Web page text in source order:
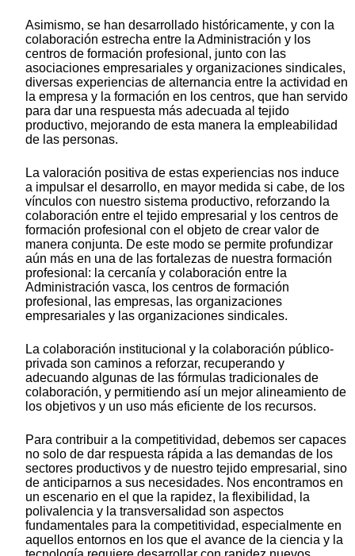
Asimismo, se han desarrollado históricamente, y con la
colaboración estrecha entre la Administración y los
centros de formación profesional, junto con las
asociaciones empresariales y organizaciones sindicales,
diversas experiencias de alternancia entre la actividad en
la empresa y la formación en los centros, que han servido
para dar una respuesta más adecuada al tejido
productivo, mejorando de esta manera la empleabilidad
de las personas.
La valoración positiva de estas experiencias nos induce
a impulsar el desarrollo, en mayor medida si cabe, de los
vínculos con nuestro sistema productivo, reforzando la
colaboración entre el tejido empresarial y los centros de
formación profesional con el objeto de crear valor de
manera conjunta. De este modo se permite profundizar
aún más en una de las fortalezas de nuestra formación
profesional: la cercanía y colaboración entre la
Administración vasca, los centros de formación
profesional, las empresas, las organizaciones
empresariales y las organizaciones sindicales.
La colaboración institucional y la colaboración público-
privada son caminos a reforzar, recuperando y
adecuando algunas de las fórmulas tradicionales de
colaboración, y permitiendo así un mejor alineamiento de
los objetivos y un uso más eficiente de los recursos.
Para contribuir a la competitividad, debemos ser capaces
no solo de dar respuesta rápida a las demandas de los
sectores productivos y de nuestro tejido empresarial, sino
de anticiparnos a sus necesidades. Nos encontramos en
un escenario en el que la rapidez, la flexibilidad, la
polivalencia y la transversalidad son aspectos
fundamentales para la competitividad, especialmente en
aquellos entornos en los que el avance de la ciencia y la